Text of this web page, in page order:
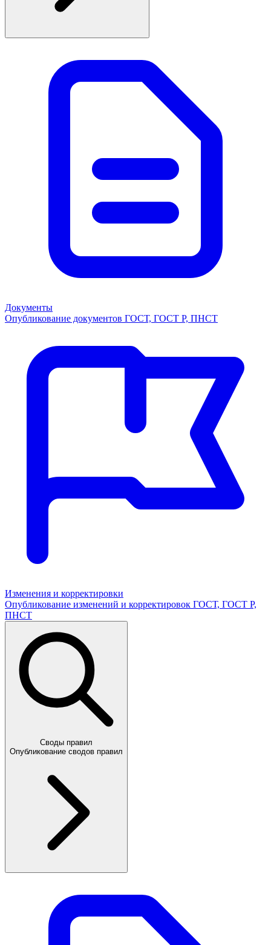
Документы
Опубликование документов ГОСТ, ГОСТ Р, ПНСТ
Изменения и корректировки
Опубликование изменений и корректировок ГОСТ, ГОСТ Р,
ПНСТ
Своды правил
Опубликование сводов правил